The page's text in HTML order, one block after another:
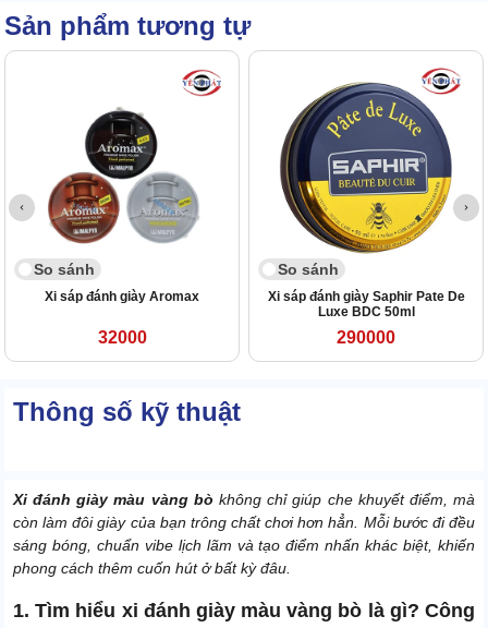
Sản phẩm tương tự
So sánh
Xi sáp đánh giày Aromax
32000
So sánh
Xi sáp đánh giày Saphir Pate De
Luxe BDC 50ml
290000
Thông số kỹ thuật
Xi đánh giày màu vàng bò không chỉ giúp che khuyết điểm, mà
còn làm đôi giày của bạn trông chất chơi hơn hẳn. Mỗi bước đi đều
sáng bóng, chuẩn vibe lịch lãm và tạo điểm nhấn khác biệt, khiến
phong cách thêm cuốn hút ở bất kỳ đâu.
1. Tìm hiểu xi đánh giày màu vàng bò là gì? Công